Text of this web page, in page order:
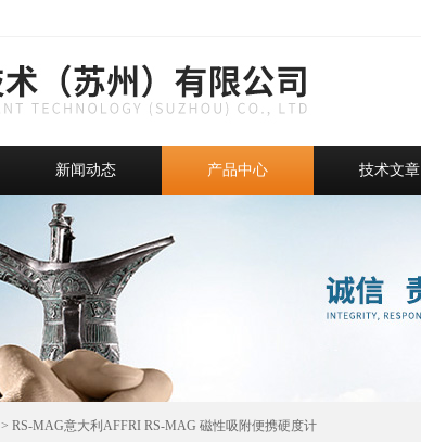
新闻动态 产品中心 技术文章
> RS-MAG意大利AFFRI RS-MAG 磁性吸附便携硬度计